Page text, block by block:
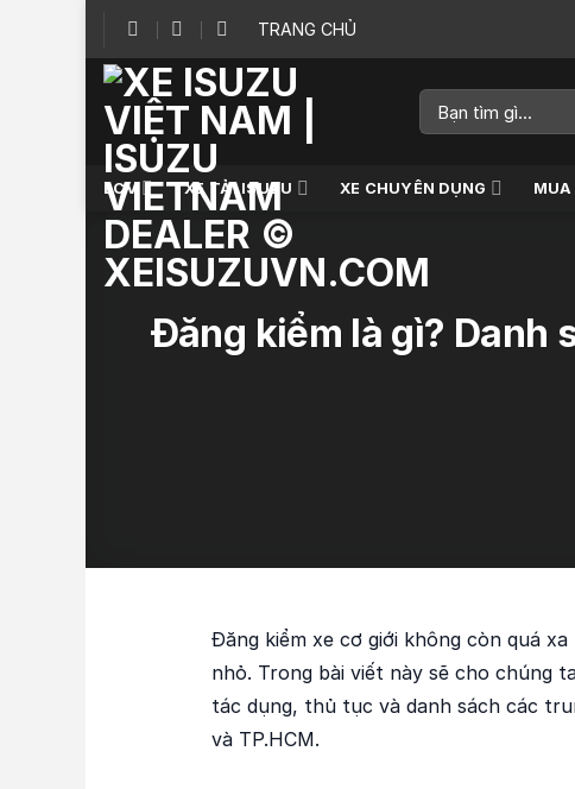
content
TRANG CHỦ
kiếm:
LCV XE TẢI ISUZU XE CHUYÊN DỤNG MUA
Đăng kiểm là gì? Danh
Đăng kiểm xe cơ giới không còn quá
nhỏ. Trong bài viết này sẽ cho chúng
tác dụng, thủ tục và danh sách các
và TP.HCM.